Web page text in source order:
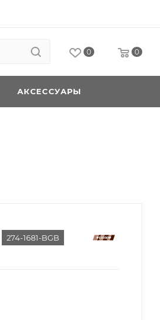
0 0
АКСЕССУАРЫ
274-1681-BGB